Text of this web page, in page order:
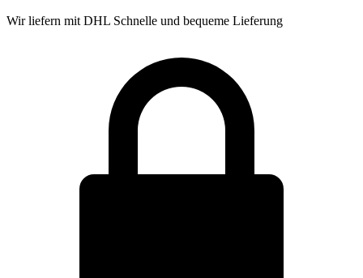
Wir liefern mit DHL Schnelle und bequeme Lieferung